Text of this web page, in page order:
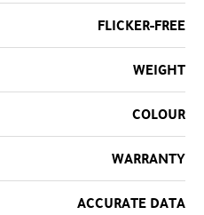
FLICKER-FREE
WEIGHT
COLOUR
WARRANTY
ACCURATE DATA